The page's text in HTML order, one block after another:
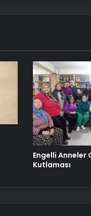
Engelli Anneler
Kutlaması